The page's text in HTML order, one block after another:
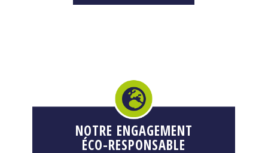
NOTRE ENGAGEMENT
ÉCO-RESPONSABLE